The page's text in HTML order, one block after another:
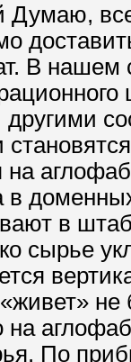
Думаю,
В нашем
на
в
в
сырье
не
на
По